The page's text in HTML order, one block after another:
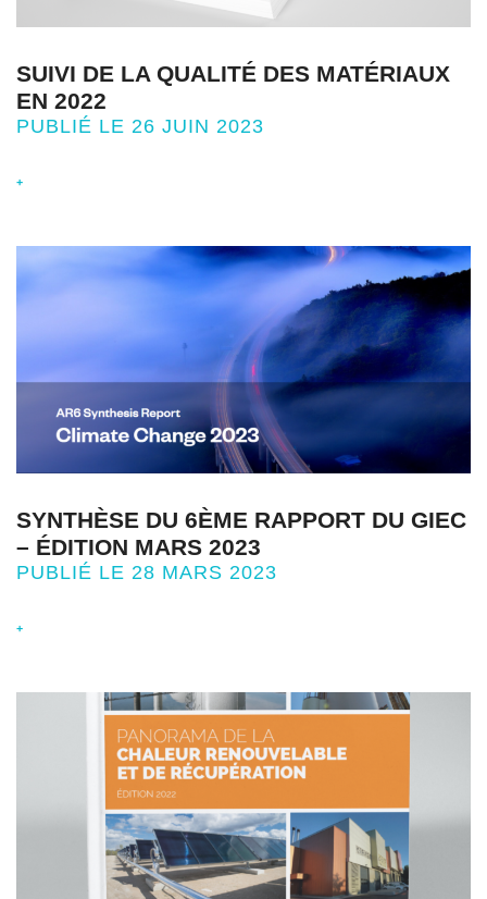
SUIVI DE LA QUALITÉ DES MATÉRIAUX
EN 2022
PUBLIÉ LE 26 JUIN 2023
+
SYNTHÈSE DU 6ÈME RAPPORT DU GIEC
– ÉDITION MARS 2023
PUBLIÉ LE 28 MARS 2023
+